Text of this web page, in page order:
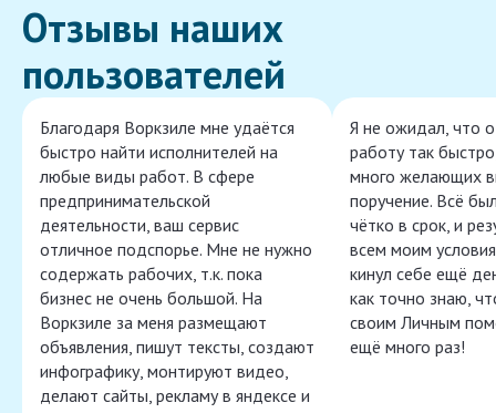
Отзывы наших
пользователей
Благодаря Воркзиле мне удаётся
быстро найти исполнителей на
любые виды работ. В сфере
предпринимательской
деятельности, ваш сервис
отличное подспорье. Мне не нужно
содержать рабочих, т.к. пока
бизнес не очень большой. На
Воркзиле за меня размещают
объявления, пишут тексты, создают
инфографику, монтируют видео,
делают сайты, рекламу в яндексе и
Я не ожидал, что
работу так
много желающих
поручение. Всё
чётко в срок, и
всем моим
кинул себе ещё
как точно знаю,
своим Личным
ещё много раз!